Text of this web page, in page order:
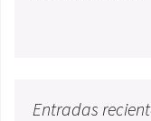
Entradas